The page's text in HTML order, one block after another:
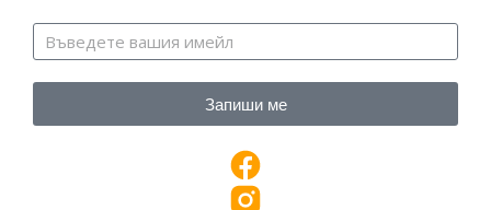
Запиши ме